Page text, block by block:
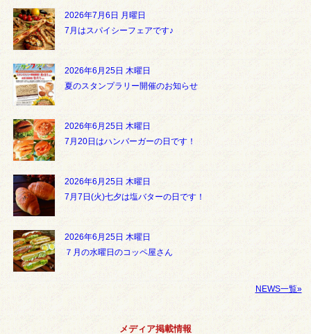
2026年7月6日 月曜日
7月はスパイシーフェアです♪
2026年6月25日 木曜日
夏のスタンプラリー開催のお知らせ
2026年6月25日 木曜日
7月20日はハンバーガーの日です！
2026年6月25日 木曜日
7月7日(火)七夕は塩バターの日です！
2026年6月25日 木曜日
７月の水曜日のコッペ屋さん
NEWS一覧»
メディア掲載情報